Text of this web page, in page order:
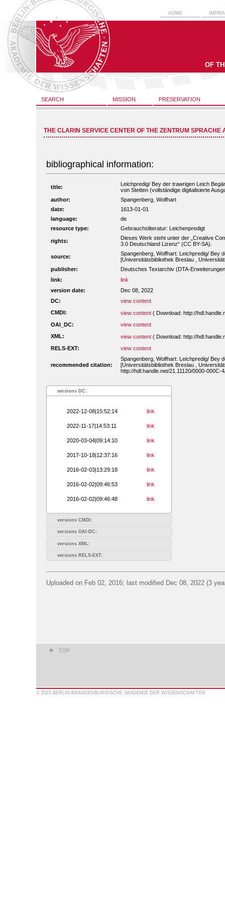
HOME
OF
SEARCH MISSION PRESERVATION
THE CLARIN SERVICE CENTER OF THE ZENTRUM SPRACHE
bibliographical information:
title:
Leichpredig/ Bey der trawrigen Leich
von Stetten (vollständige digitalisierte
author:
Spangenberg, Wolfhart
date:
1613-01-01
language:
de
resource type:
Gebrauchsliteratur: Leichenpredigt
rights:
Dieses Werk steht unter der „Creative
3.0 Deutschland Lizenz“ (CC BY-SA).
source:
Spangenberg, Wolfhart: Leichpredig/ Bey
[Universitätsbibliothek Breslau ,
publisher:
Deutsches Textarchiv (DTA-
link:
link
version date:
Dec 08, 2022
DC:
view content
CMDI:
view content ( Download: http://
OAI_DC:
view content
XML:
view content ( Download: http://
RELS-EXT:
view content
recommended citation:
Spangenberg, Wolfhart: Leichpredig/ Bey
[Universitätsbibliothek Breslau ,
http://hdl.handle.net/21.11120/0000-000C-
versions DC:
2022-12-08|15:52:14 link
2022-11-17|14:53:11 link
2020-03-04|09:14:10 link
2017-10-18|12:37:16 link
2016-02-03|13:29:18 link
2016-02-02|09:46:53 link
2016-02-02|09:46:48 link
versions CMDI:
versions OAI-DC:
versions XML:
versions RELS-EXT:
Uploaded on Feb 02, 2016; last modified Dec 08, 2022 (3
TOP
© 2023 BERLIN-BRANDENBURGISCHE AKADEMIE DER WISSENSCHAFTEN